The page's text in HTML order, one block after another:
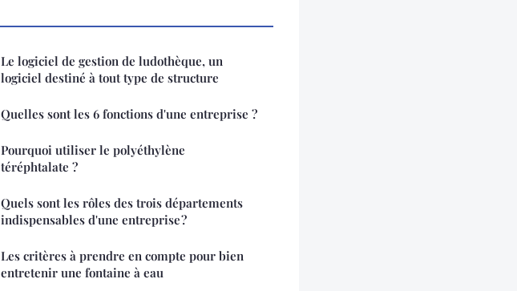
Le logiciel de gestion de ludothèque, un
logiciel destiné à tout type de structure
Quelles sont les 6 fonctions d'une entreprise ?
Pourquoi utiliser le polyéthylène
téréphtalate ?
Quels sont les rôles des trois départements
indispensables d'une entreprise ?
Les critères à prendre en compte pour bien
entretenir une fontaine à eau